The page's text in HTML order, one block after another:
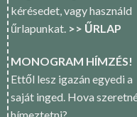
kérésedet, vagy használd
űrlapunkat. >> ŰRLAP
MONOGRAM HÍMZÉS!
Ettől lesz igazán egyedi a
saját inged. Hova